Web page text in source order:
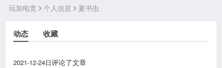
玩加电竞 个人信息 夏书虫
动态 收藏
2021-12-24日评论了文章